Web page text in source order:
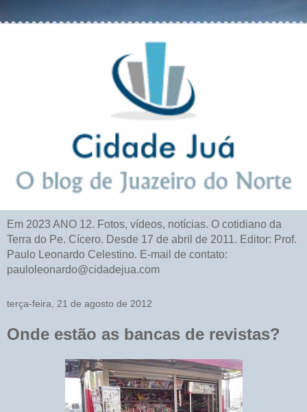
Em 2023 ANO 12. Fotos, vídeos, notícias. O cotidiano da
Terra do Pe. Cícero. Desde 17 de abril de 2011. Editor: Prof.
Paulo Leonardo Celestino. E-mail de contato:
pauloleonardo@cidadejua.com
terça-feira, 21 de agosto de 2012
Onde estão as bancas de revistas?